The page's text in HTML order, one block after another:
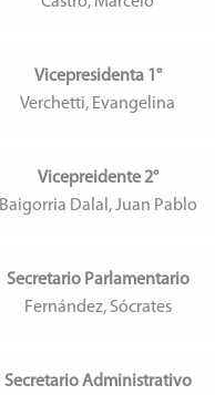
Vicepresidenta 1°
Verchetti, Evangelina
Vicepreidente 2°
Baigorria Dalal, Juan Pablo
Secretario Parlamentario
Fernández, Sócrates
Secretario Administrativo